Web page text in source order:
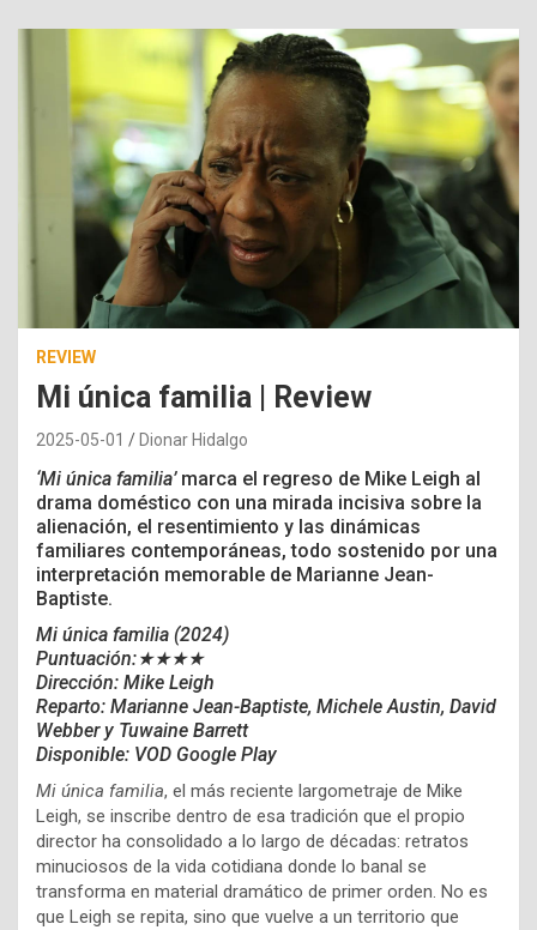
REVIEW
Mi única familia | Review
2025-05-01 Dionar Hidalgo
‘Mi única familia’ marca el regreso de Mike Leigh al
drama doméstico con una mirada incisiva sobre la
alienación, el resentimiento y las dinámicas
familiares contemporáneas, todo sostenido por una
interpretación memorable de Marianne Jean-
Baptiste.
Mi única familia (2024)
Puntuación:★★★★
Dirección: Mike Leigh
Reparto: Marianne Jean-Baptiste, Michele Austin, David
Webber y Tuwaine Barrett
Disponible: VOD Google Play
Mi única familia, el más reciente largometraje de Mike
Leigh, se inscribe dentro de esa tradición que el propio
director ha consolidado a lo largo de décadas: retratos
minuciosos de la vida cotidiana donde lo banal se
transforma en material dramático de primer orden. No es
que Leigh se repita, sino que vuelve a un territorio que